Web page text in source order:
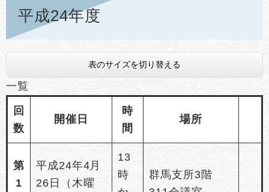
平成24年度
表のサイズを切り替える
一覧
回
数
開催日
時
間
場所
第
1
平成24年4月
26日（木曜
13
時
群馬支所3階